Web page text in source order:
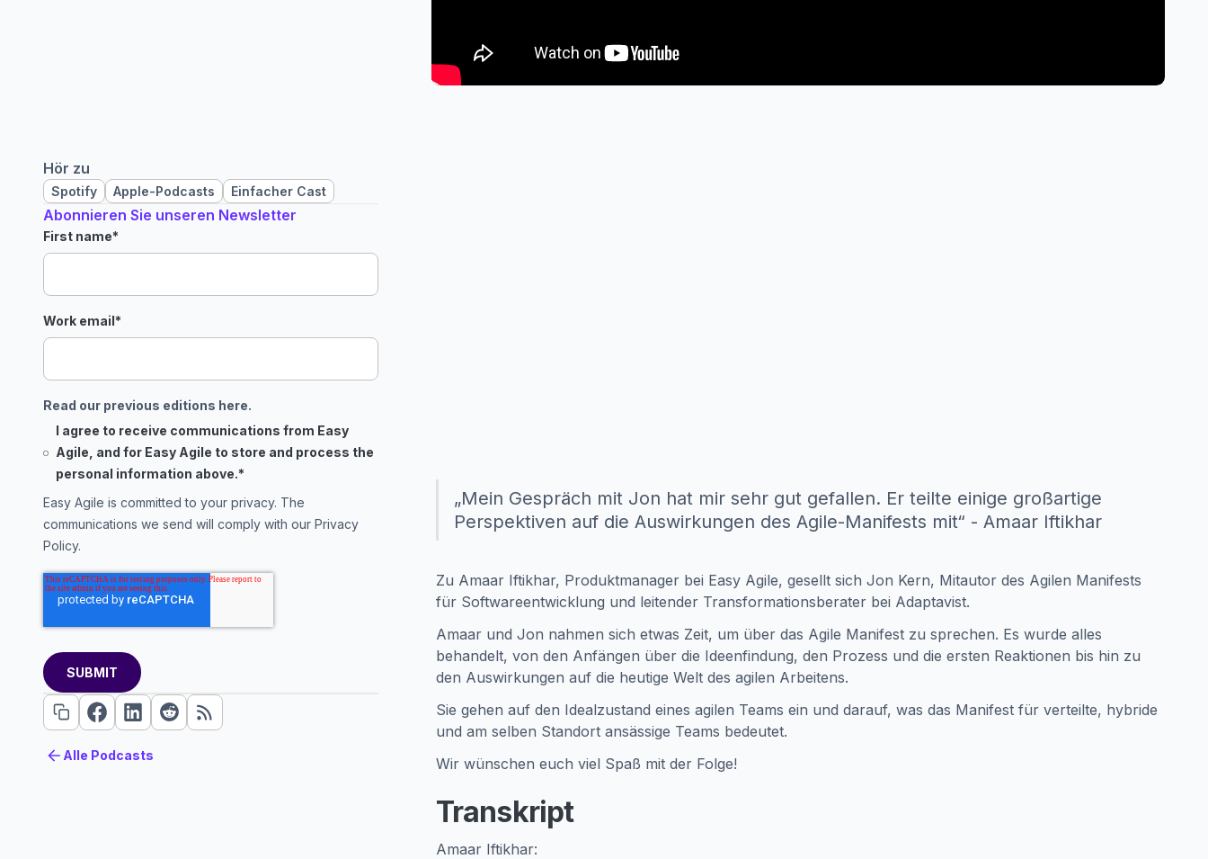
Hör zu
Spotify Apple-Podcasts Einfacher Cast
Abonnieren Sie unseren Newsletter
First name*
Work email*
Read our previous editions here.
I agree to receive communications from Easy
Agile, and for Easy Agile to store and process the
personal information above.*
Easy Agile is committed to your privacy. The
communications we send will comply with our Privacy
Policy.
Alle Podcasts
„Mein Gespräch mit Jon hat mir sehr gut gefallen. Er teilte einige großartige
Perspektiven auf die Auswirkungen des Agile-Manifests mit“ - Amaar Iftikhar
Zu Amaar Iftikhar, Produktmanager bei Easy Agile, gesellt sich Jon Kern, Mitautor des Agilen Manifests
für Softwareentwicklung und leitender Transformationsberater bei Adaptavist.
Amaar und Jon nahmen sich etwas Zeit, um über das Agile Manifest zu sprechen. Es wurde alles
behandelt, von den Anfängen über die Ideenfindung, den Prozess und die ersten Reaktionen bis hin zu
den Auswirkungen auf die heutige Welt des agilen Arbeitens.
Sie gehen auf den Idealzustand eines agilen Teams ein und darauf, was das Manifest für verteilte, hybride
und am selben Standort ansässige Teams bedeutet.
Wir wünschen euch viel Spaß mit der Folge!
Transkript
Amaar Iftikhar: